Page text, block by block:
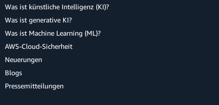
Was ist künstliche Intelligenz (KI)?
Was ist generative KI?
Was ist Machine Learning (ML)?
AWS-Cloud-Sicherheit
Neuerungen
Blogs
Pressemitteilungen